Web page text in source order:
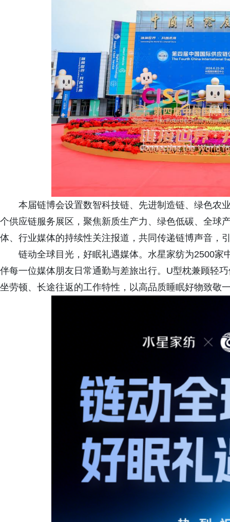
本届链博会设置数智科技链、先进制造链、绿色农
个供应链服务展区，聚焦新质生产力、绿色低碳、全球
体、行业媒体的持续性关注报道，共同传递链博声音，
链动全球目光，好眠礼遇媒体。水星家纺为2500
伴每一位媒体朋友日常通勤与差旅出行。U型枕兼顾轻
坐劳顿、长途往返的工作特性，以高品质睡眠好物致敬